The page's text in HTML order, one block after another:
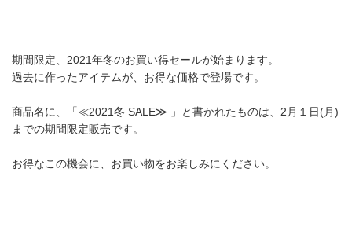
期間限定、2021年冬のお買い得セールが始まります。
過去に作ったアイテムが、お得な価格で登場です。
商品名に、「≪2021冬 SALE≫ 」と書かれたものは、2月１日(月)
までの期間限定販売です。
お得なこの機会に、お買い物をお楽しみにください。